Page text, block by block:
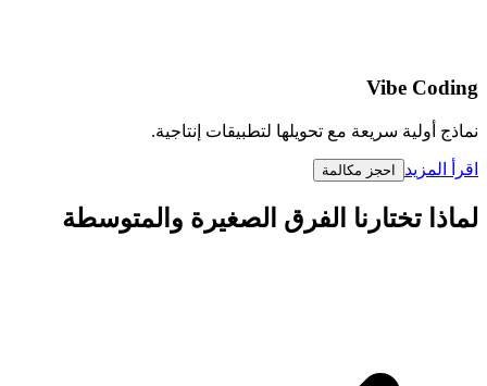
Vibe Coding
نماذج أولية سريعة مع تحويلها لتطبيقات إنتاجية.
اقرأ المزيد احجز مكالمة
لماذا تختارنا الفرق الصغيرة والمتوسطة